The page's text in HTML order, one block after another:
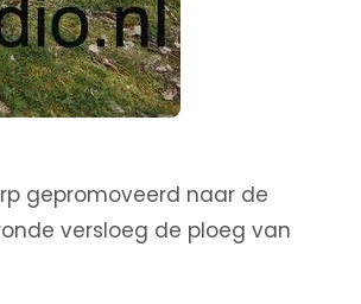
gepromoveerd naar de
versloeg de ploeg van